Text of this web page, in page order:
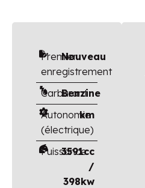
Premier
enregistrement
Nouveau
Carburant
Benzine
Autonomie
(électrique)
km
Puissance
3591cc
/
398kw